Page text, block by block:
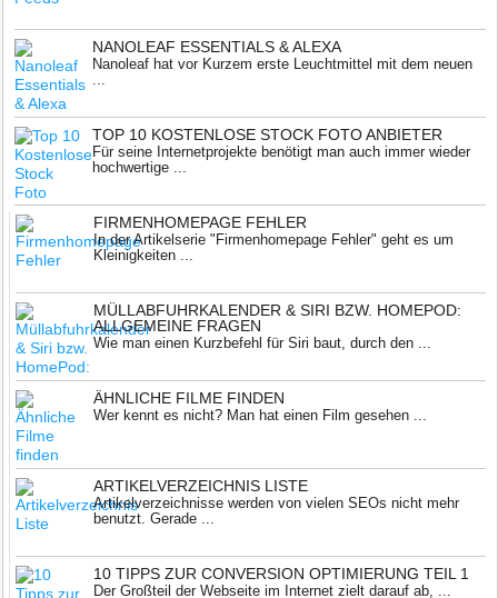
NANOLEAF ESSENTIALS & ALEXA
Nanoleaf hat vor Kurzem erste Leuchtmittel mit dem neuen
...
TOP 10 KOSTENLOSE STOCK FOTO ANBIETER
Für seine Internetprojekte benötigt man auch immer wieder
hochwertige ...
FIRMENHOMEPAGE FEHLER
In der Artikelserie "Firmenhomepage Fehler" geht es um
Kleinigkeiten ...
MÜLLABFUHRKALENDER & SIRI BZW. HOMEPOD:
ALLGEMEINE FRAGEN
Wie man einen Kurzbefehl für Siri baut, durch den ...
ÄHNLICHE FILME FINDEN
Wer kennt es nicht? Man hat einen Film gesehen ...
ARTIKELVERZEICHNIS LISTE
Artikelverzeichnisse werden von vielen SEOs nicht mehr
benutzt. Gerade ...
10 TIPPS ZUR CONVERSION OPTIMIERUNG TEIL 1
Der Großteil der Webseite im Internet zielt darauf ab, ...